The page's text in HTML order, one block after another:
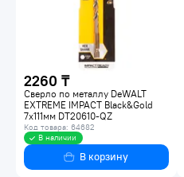
2260 ₸
Сверло по металлу DeWALT
EXTREME IMPACT Black&Gold
7х111мм DT20610-QZ
Код товара: 64682
В наличии
В корзину